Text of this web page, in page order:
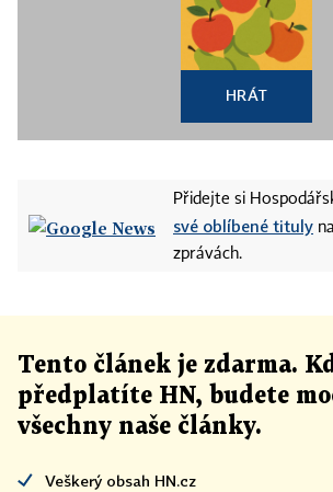
HRÁT
Přidejte si
své oblíbené tituly
zprávách.
Tento článek je zdarma.
předplatíte HN, budete
všechny naše články.
Veškerý obsah HN.cz